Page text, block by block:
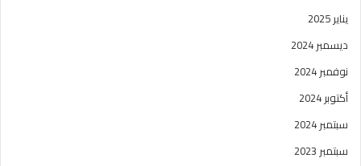
يناير 2025
ديسمبر 2024
نوفمبر 2024
أكتوبر 2024
سبتمبر 2024
سبتمبر 2023